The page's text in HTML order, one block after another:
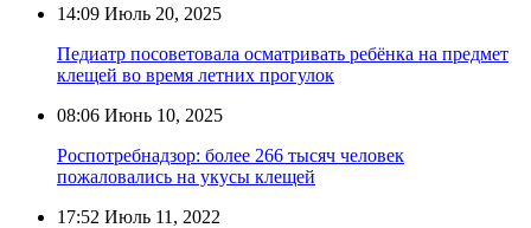
14:09 Июль 20, 2025
Педиатр посоветовала осматривать ребёнка на предмет
клещей во время летних прогулок
08:06 Июнь 10, 2025
Роспотребнадзор: более 266 тысяч человек
пожаловались на укусы клещей
17:52 Июль 11, 2022